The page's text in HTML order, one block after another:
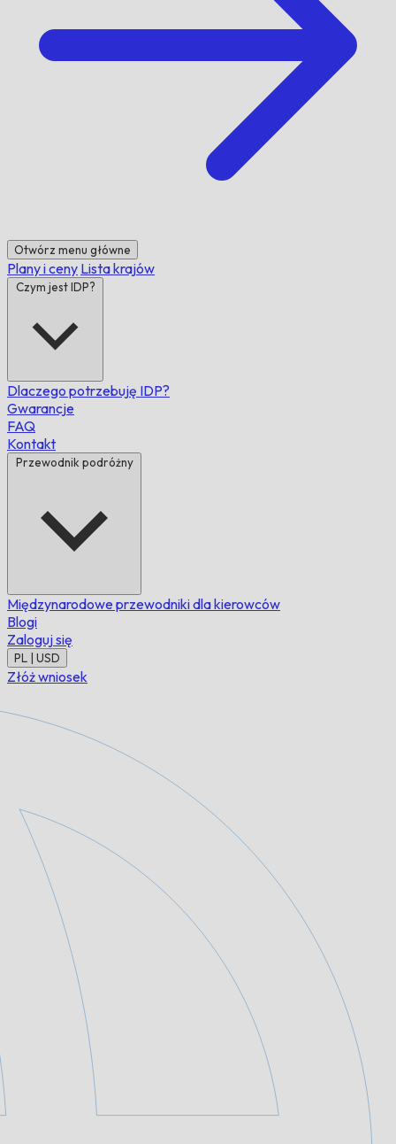
Otwórz menu główne
Plany i ceny Lista krajów
Czym jest IDP?
Dlaczego potrzebuję IDP?
Gwarancje
FAQ
Kontakt
Przewodnik podróżny
Międzynarodowe przewodniki dla kierowców
Blogi
Zaloguj się
PL | USD
Złóż wniosek